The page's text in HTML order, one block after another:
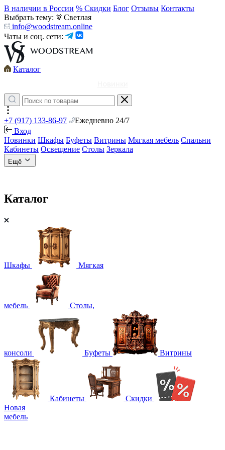
В наличии в России % Скидки Блог Отзывы Контакты
Выбрать тему:
Светлая
info@woodstream.online
Чаты и соц. сети:
Каталог
+7 (917) 133-86-97
Ежедневно 24/7
Вход
Новинки Шкафы Буфеты Витрины Мягкая мебель Спальни
Кабинеты Освещение Столы Зеркала
Ещё
Каталог
Шкафы Мягкая
мебель Столы,
консоли Буфеты Витрины
Кабинеты
Скидки
Новая
мебель